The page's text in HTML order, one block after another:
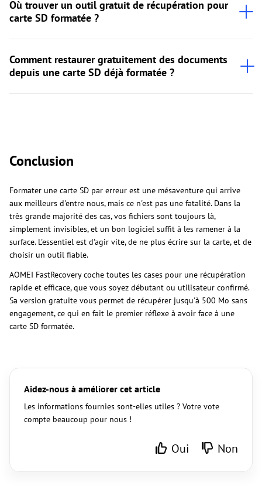
Où trouver un outil gratuit de récupération pour
carte SD formatée ?
Comment restaurer gratuitement des documents
depuis une carte SD déjà formatée ?
Conclusion
Formater une carte SD par erreur est une mésaventure qui arrive
aux meilleurs d'entre nous, mais ce n'est pas une fatalité. Dans la
très grande majorité des cas, vos fichiers sont toujours là,
simplement invisibles, et un bon logiciel suffit à les ramener à la
surface. L'essentiel est d'agir vite, de ne plus écrire sur la carte, et de
choisir un outil fiable.
AOMEI FastRecovery coche toutes les cases pour une récupération
rapide et efficace, que vous soyez débutant ou utilisateur confirmé.
Sa version gratuite vous permet de récupérer jusqu'à 500 Mo sans
engagement, ce qui en fait le premier réflexe à avoir face à une
carte SD formatée.
Aidez-nous à améliorer cet article
Les informations fournies sont-elles utiles ? Votre vote
compte beaucoup pour nous !
Oui Non